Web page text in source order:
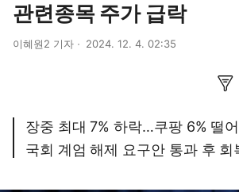
관련종목 주가 급락
이혜원2 기자 2024. 12. 4. 02:35
장중 최대 7% 하락…쿠팡 6% 떨
국회 계엄 해제 요구안 통과 후 회